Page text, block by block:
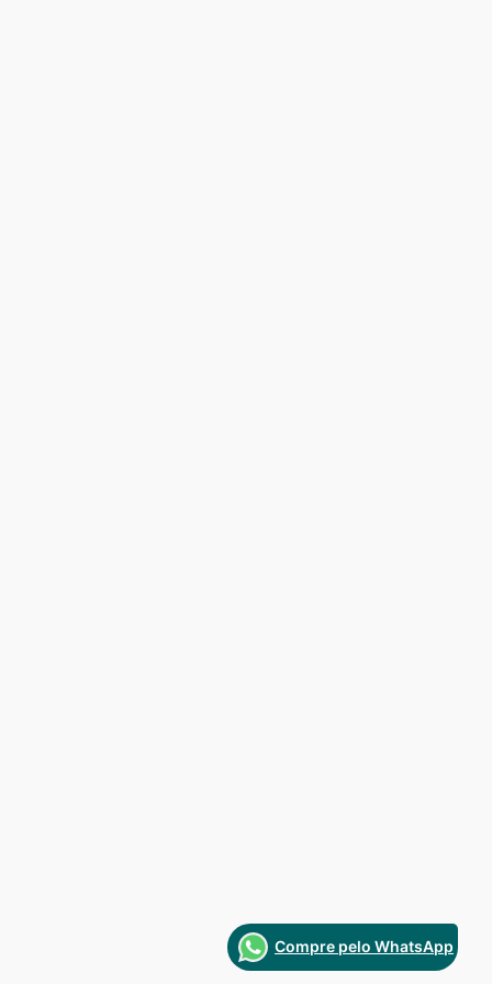
Compre pelo WhatsApp